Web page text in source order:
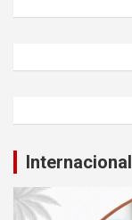
Internacional